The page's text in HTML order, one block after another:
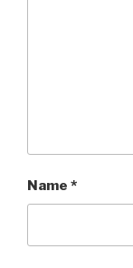
Name *